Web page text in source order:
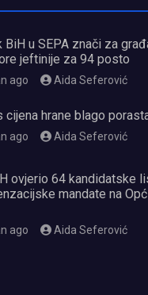
BiH u SEPA znači za
jeftinije za 94 posto
ago Aida Seferović
cijena hrane blago
ago Aida Seferović
ovjerio 64 kandidatske
mandate na
ago Aida Seferović